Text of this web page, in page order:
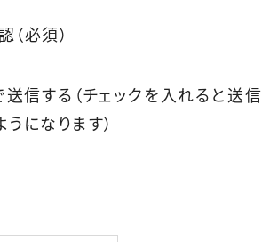
（必須）
信する（チェックを入れると送信
になります）